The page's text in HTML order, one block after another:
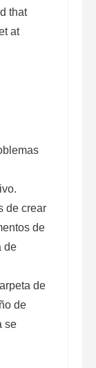
that
at
de crear
de
de
de
de
se